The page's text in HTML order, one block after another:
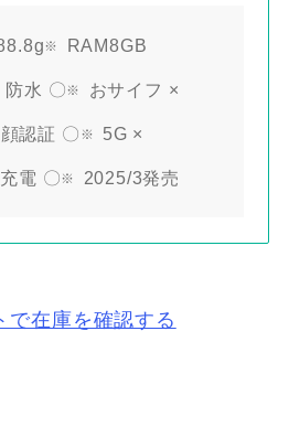
RAM8GB
防水 〇 おサイフ ×
顔認証 〇 5G ×
電 〇 2025/3発売
で在庫を確認する